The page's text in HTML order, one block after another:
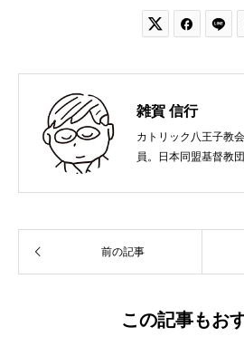
 
雑賀 信行
カトリック八王子教
員。日本同盟基督教
れ。関西学院大学社
て、雜賀編集工房と
前の記事
この記事もお